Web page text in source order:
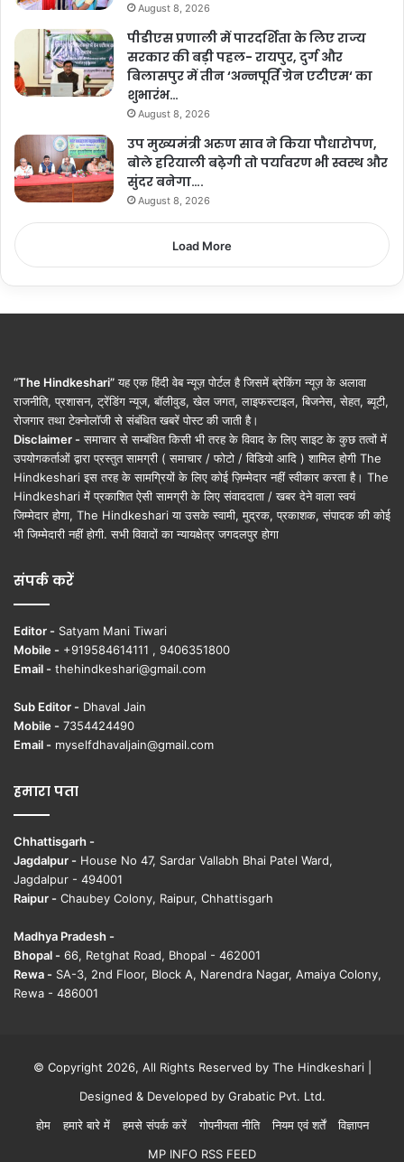
August 8, 2026
पीडीएस प्रणाली में पारदर्शिता के लिए राज्य
सरकार की बड़ी पहल- रायपुर, दुर्ग और
बिलासपुर में तीन ‘अन्नपूर्ति ग्रेन एटीएम‘ का
शुभारंभ…
August 8, 2026
उप मुख्यमंत्री अरुण साव ने किया पौधारोपण,
बोले हरियाली बढ़ेगी तो पर्यावरण भी स्वस्थ और
सुंदर बनेगा….
August 8, 2026
Load More
“The Hindkeshari”यह एक हिंदी वेब न्यूज़ पोर्टल है जिसमें ब्रेकिंग न्यूज़ के अलावा
राजनीति, प्रशासन, ट्रेंडिंग न्यूज, बॉलीवुड, खेल जगत, लाइफस्टाइल, बिजनेस, सेहत, ब्यूटी,
रोजगार तथा टेक्नोलॉजी से संबंधित खबरें पोस्ट की जाती है।
Disclaimer - समाचार से सम्बंधित किसी भी तरह के विवाद के लिए साइट के कुछ तत्वों में
उपयोगकर्ताओं द्वारा प्रस्तुत सामग्री ( समाचार / फोटो / विडियो आदि ) शामिल होगी The
Hindkeshari इस तरह के सामग्रियों के लिए कोई ज़िम्मेदार नहीं स्वीकार करता है। The
Hindkeshari में प्रकाशित ऐसी सामग्री के लिए संवाददाता / खबर देने वाला स्वयं
जिम्मेदार होगा, The Hindkeshari या उसके स्वामी, मुद्रक, प्रकाशक, संपादक की कोई
भी जिम्मेदारी नहीं होगी. सभी विवादों का न्यायक्षेत्र जगदलपुर होगा
संपर्क करें
Editor - Satyam Mani Tiwari
Mobile - +919584614111 , 9406351800
Email - thehindkeshari@gmail.com
Sub Editor - Dhaval Jain
Mobile - 7354424490
Email - myselfdhavaljain@gmail.com
हमारा पता
Chhattisgarh -
Jagdalpur - House No 47, Sardar Vallabh Bhai Patel Ward,
Jagdalpur - 494001
Raipur - Chaubey Colony, Raipur, Chhattisgarh
Madhya Pradesh -
Bhopal - 66, Retghat Road, Bhopal - 462001
Rewa - SA-3, 2nd Floor, Block A, Narendra Nagar, Amaiya Colony,
Rewa - 486001
© Copyright 2026, All Rights Reserved by The Hindkeshari |
Designed & Developed by Grabatic Pvt. Ltd.
होम
हमारे बारे में हमसे संपर्क करें गोपनीयता नीति नियम एवं शर्तें
विज्ञापन
MP INFO RSS FEED